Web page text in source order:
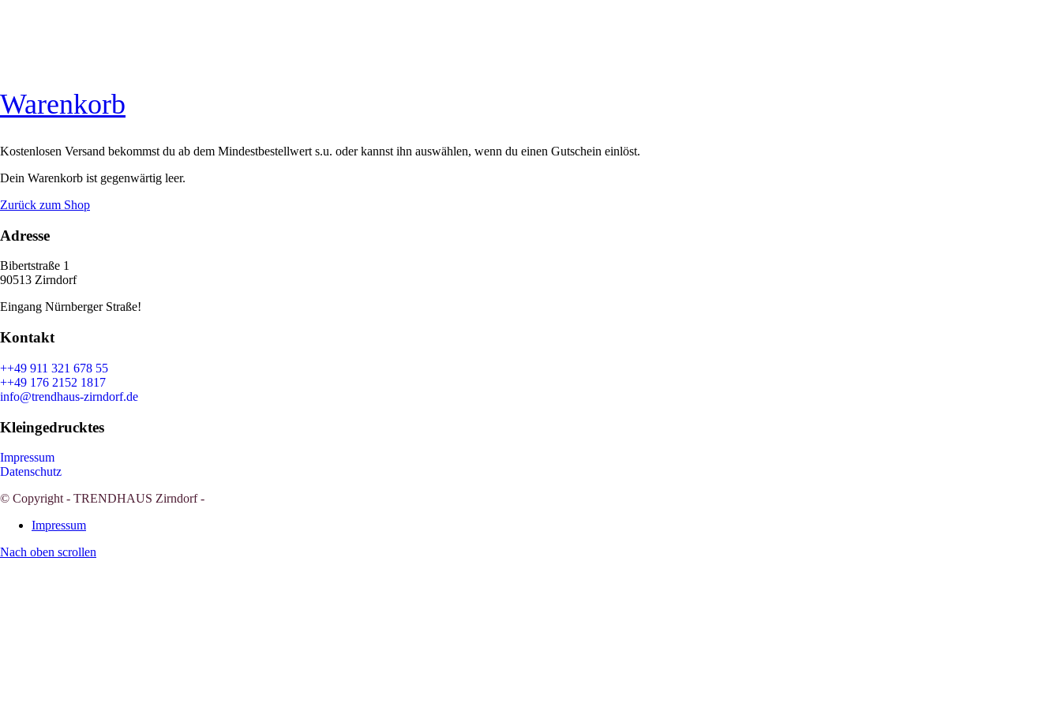
Warenkorb
Kostenlosen Versand bekommst du ab dem Mindestbestellwert s.u. oder kannst ihn auswählen, wenn du einen Gutschein einlöst.
Dein Warenkorb ist gegenwärtig leer.
Zurück zum Shop
Adresse
Bibertstraße 1
90513 Zirndorf
Eingang Nürnberger Straße!
Kontakt
++49 911 321 678 55
++49 176 2152 1817
info@trendhaus-zirndorf.de
Kleingedrucktes
Impressum
Datenschutz
© Copyright - TRENDHAUS Zirndorf -
Impressum
Nach oben scrollen